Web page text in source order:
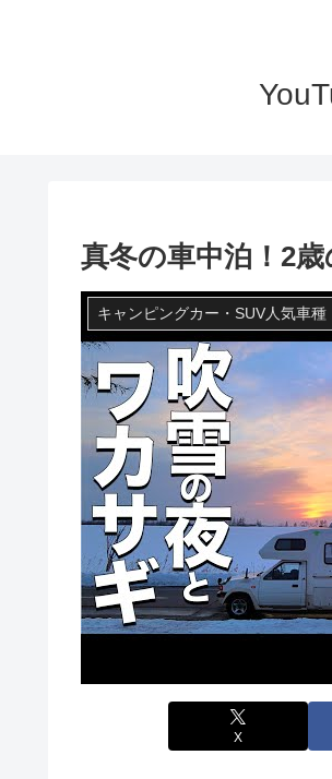
真冬の車中泊！2
キャンピングカー・SUV人気車種
X